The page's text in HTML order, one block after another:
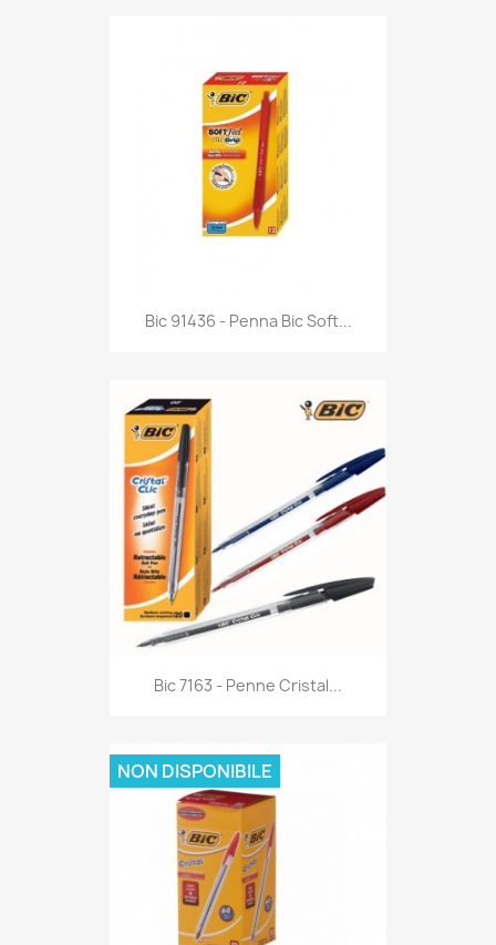
Anteprima
Bic 91436 - Penna Bic Soft...
 Anteprima
Bic 7163 - Penne Cristal...
NON DISPONIBILE